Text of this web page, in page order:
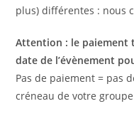
plus) différentes : nous
Attention : le paiement
date de l’évènement
Pas de paiement = pas
créneau de votre